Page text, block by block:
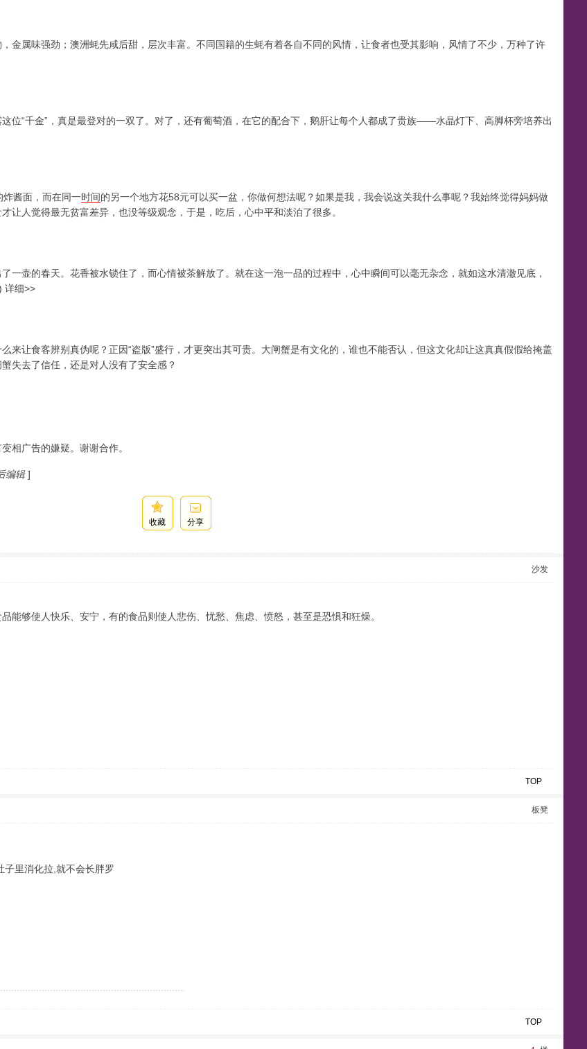
金属味强劲；澳洲蚝先咸后甜，层次丰富。不同国籍的生蚝有着各自不同的风情，让食者也受其影响，风情了不少，万种了许
位“千金”，真是最登对的一双了。对了，还有葡萄酒，在它的配合下，鹅肝让每个人都成了贵族——水晶灯下、高脚杯旁培养出
酱面，而在同一时间的另一个地方花58元可以买一盆，你做何想法呢？如果是我，我会说这关我什么事呢？我始终觉得妈妈做
让人觉得最无贫富差异，也没等级观念，于是，吃后，心中平和淡泊了很多。
一壶的春天。花香被水锁住了，而心情被茶解放了。就在这一泡一品的过程中，心中瞬间可以毫无杂念，就如这水清澈见底，
详细>>
来让食客辨别真伪呢？正因“盗版”盛行，才更突出其可贵。大闸蟹是有文化的，谁也不能否认，但这文化却让这真真假假给掩盖
失去了信任，还是对人没有了安全感？
相广告的嫌疑。谢谢合作。
编辑]
收藏 分享
沙发
能够使人快乐、安宁，有的食品则使人悲伤、忧愁、焦虑、愤怒，甚至是恐惧和狂燥。
TOP
板凳
子里消化拉,就不会长胖罗
TOP